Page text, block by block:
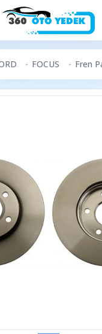
FOCUS Fren